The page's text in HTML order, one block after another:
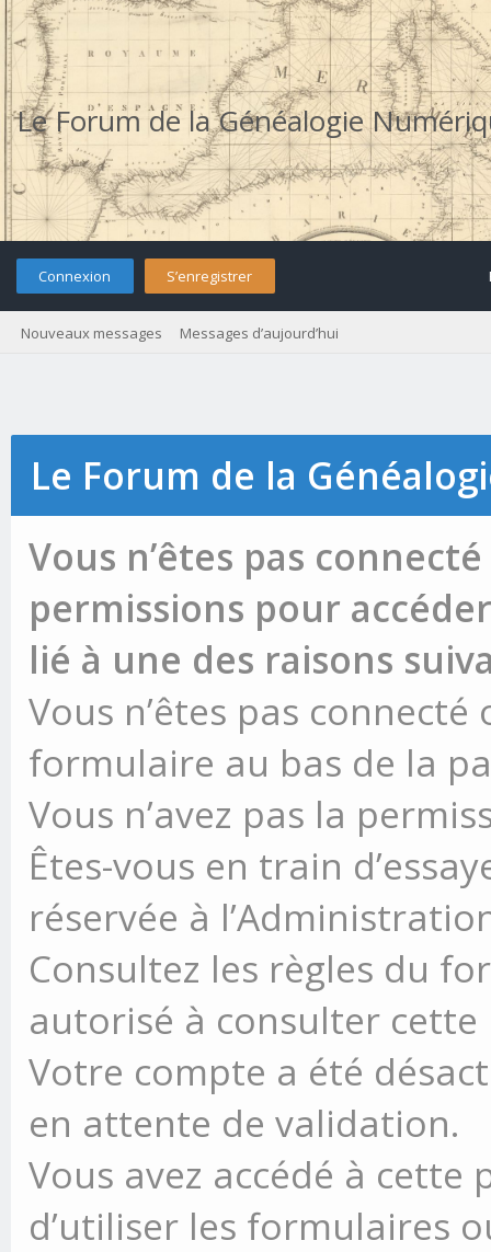
Le Forum de la Généalogie
Connexion S’enregistrer
Nouveaux messages Messages d’aujourd’hui
Le Forum de la
Vous n’êtes pas
permissions pour
lié à une des raisons
Vous n’êtes pas
formulaire au bas de la
Vous n’avez pas la
Êtes-vous en train
réservée à
Consultez les règles du
autorisé à consulter cette
Votre compte a été
en attente de validation.
Vous avez accédé à
d’utiliser les formulaires